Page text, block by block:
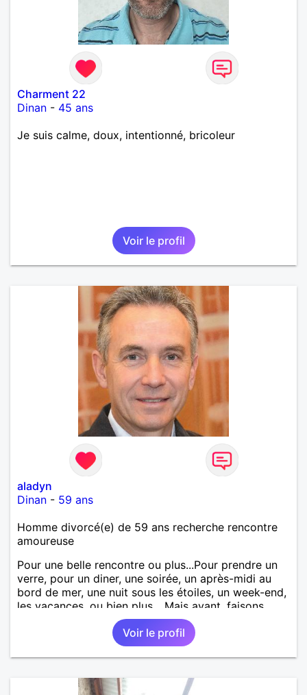
Charment 22
Dinan - 45 ans
Je suis calme, doux, intentionné, bricoleur
Voir le profil
aladyn
Dinan - 59 ans
Homme divorcé(e) de 59 ans recherche rencontre
amoureuse
Pour une belle rencontre ou plus...Pour prendre un
verre, pour un diner, une soirée, un après-midi au
bord de mer, une nuit sous les étoiles, un week-end,
les vacances, ou bien plus... Mais avant, faisons
Voir le profil